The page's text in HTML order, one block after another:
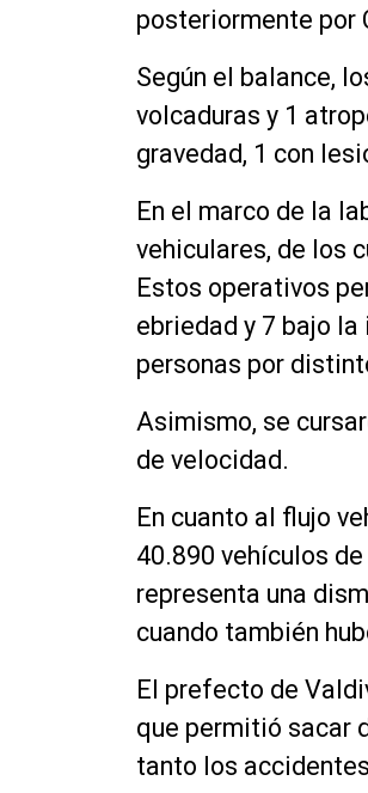
posteriormente por
Según el balance,
volcaduras y 1
gravedad, 1 con
En el marco de la
vehiculares, de los
Estos operativos
ebriedad y 7 bajo
personas por
Asimismo, se
de velocidad.
En cuanto al flujo
40.890 vehículos
representa una
cuando también
El prefecto de
que permitió sacar
tanto los